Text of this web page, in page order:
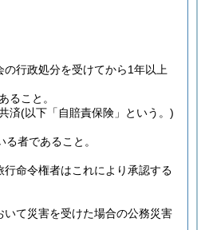
行政処分を受けてから1年以上
ること。
済(以下「自賠責保険」という。)
者であること。
命令権者はこれにより承認する
いて災害を受けた場合の公務災害